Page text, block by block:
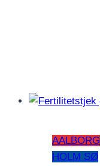
AALBORG
HOLM SØ